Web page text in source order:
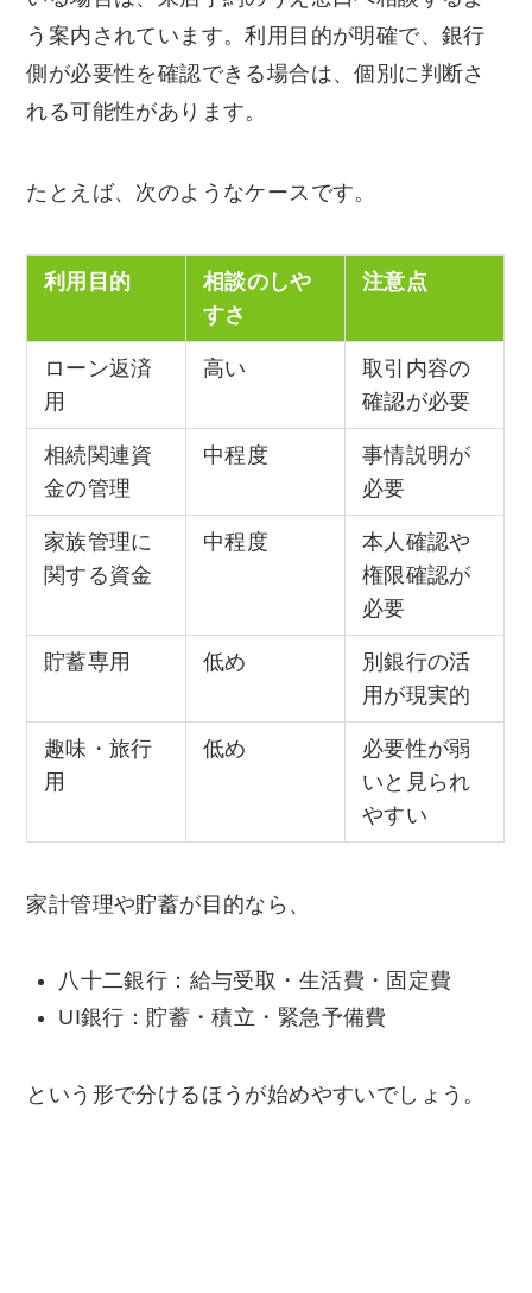
う案内されています。利用目的が明確で、銀行
側が必要性を確認できる場合は、個別に判断さ
れる可能性があります。
たとえば、次のようなケースです。
利用目的
相談のしや
すさ
注意点
ローン返済
用
高い
取引内容の
確認が必要
相続関連資
金の管理
中程度
事情説明が
必要
家族管理に
関する資金
中程度
本人確認や
権限確認が
必要
貯蓄専用 低め
別銀行の活
用が現実的
趣味・旅行
用
低め
必要性が弱
いと見られ
やすい
家計管理や貯蓄が目的なら、
八十二銀行：給与受取・生活費・固定費
UI銀行：貯蓄・積立・緊急予備費
という形で分けるほうが始めやすいでしょう。